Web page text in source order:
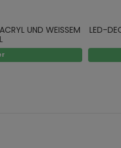
UND WEISSEM
LED-